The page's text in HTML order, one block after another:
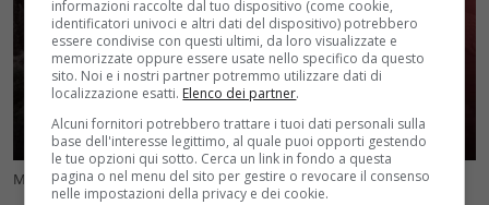
Massimo Boldi, le sue parole (VelvetCinema.it)
informazioni raccolte dal tuo dispositivo (come cookie,
identificatori univoci e altri dati del dispositivo) potrebbero
essere condivise con questi ultimi, da loro visualizzate e
memorizzate oppure essere usate nello specifico da questo
sito. Noi e i nostri partner potremmo utilizzare dati di
localizzazione esatti. Elenco dei partner.
Alcuni fornitori potrebbero trattare i tuoi dati personali sulla
base dell'interesse legittimo, al quale puoi opporti gestendo
le tue opzioni qui sotto. Cerca un link in fondo a questa
pagina o nel menu del sito per gestire o revocare il consenso
nelle impostazioni della privacy e dei cookie.